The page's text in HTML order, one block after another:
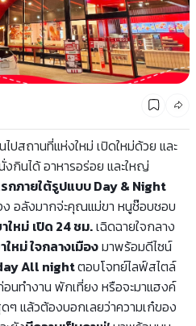
ปสถานที่แห่งใหม่ เปิดใหม่ด้วย และ
งกินได้ อาหารอร่อย และใหญ่
รกภายใต้รูปแบบ Day & Night
ง อลังมากจ่ะคุณแม่ขา หนูช๊อบชอบ
ใหม่ เปิด 24 ชม.เฉิดฉายใจกลาง
หม่ ใจกลางเมืองมาพร้อมดีไซน์
All nightตอบโจทย์ไลฟ์สไตล์
นทำงาน พักเที่ยง หรือจะมาแฮงค์
ๆ แล้วต้องบอกเลยว่าความเก๋ของ